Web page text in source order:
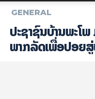
GENERAL
ປະຊາຊົນ​ບ້ານ​ພະ​ໂ
ພາກ​ລັດ​ເພື່ອ​ປ່ອຍ​